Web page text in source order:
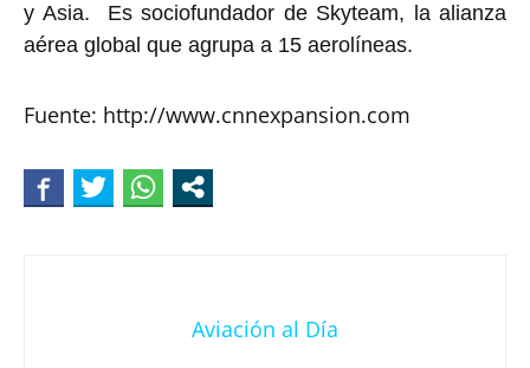
y Asia. Es sociofundador de Skyteam, la alianza
aérea global que agrupa a 15 aerolíneas.
Fuente: http://www.cnnexpansion.com
Aviación al Día